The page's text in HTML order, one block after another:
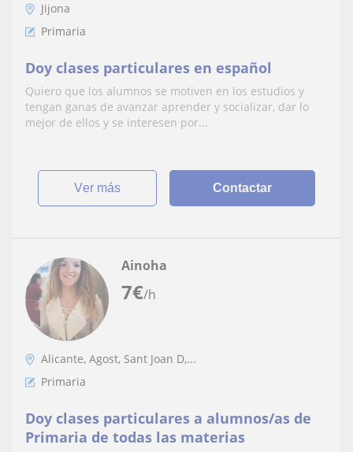
Jijona
Primaria
Doy clases particulares en español
Quiero que los alumnos se motiven en los estudios y
tengan ganas de avanzar aprender y socializar, dar lo
mejor de ellos y se interesen por...
ver más Contactar
7€/h
Ainoha
Alicante, Agost, Sant Joan D,...
Primaria
Doy clases particulares a alumnos/as de
Primaria de todas las materias